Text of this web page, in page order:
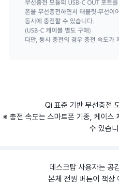
Qi 표준 기반 무선충전
※ 충전 속도는 스마트폰 기종, 케이스
수 있습
데스크탑 사용자는 공
본체 전원 버튼이 책상